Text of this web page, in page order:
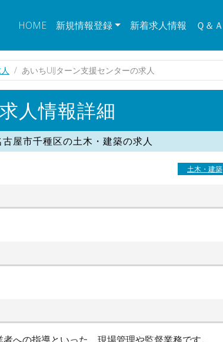
HOME 新規情報登録 新着求人情報 Ｑ＆Ａ
あいちUIJターン支援センターの求人
求人情報詳細
屋市千種区の土木・建築の求人
土木・建築